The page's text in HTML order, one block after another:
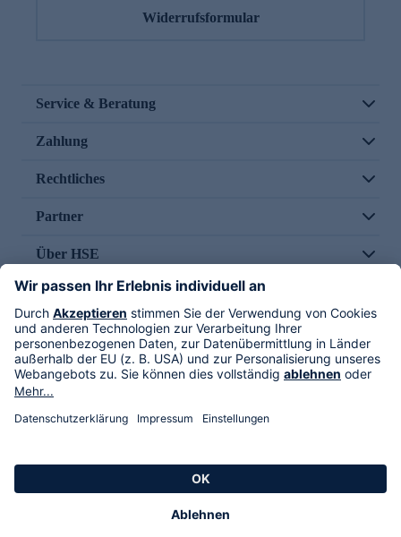
Widerrufsformular
Service & Beratung
Zahlung
Rechtliches
Partner
Über HSE
Im TV
HSE International